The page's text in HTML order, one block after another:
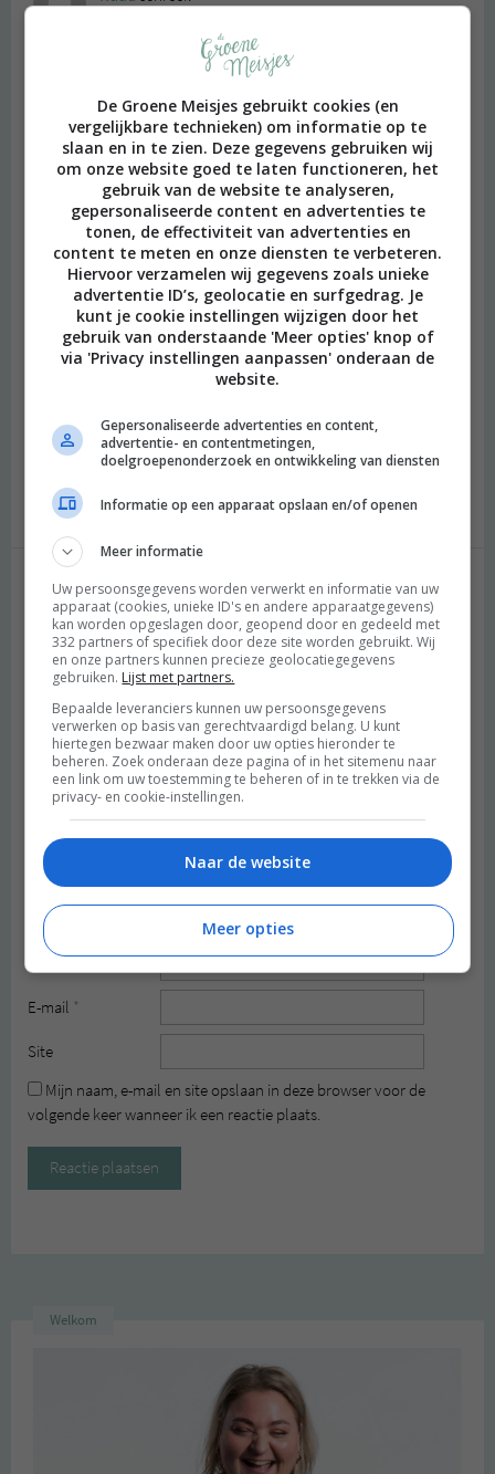
Ik mis Laurensius in de Saftlevenstraat… #crepe
Beantwoorden
Hilde schreef:
2018 OM
Dag Merel
wij (Vlamingen) gaan volgend weekend voor de allereerste keer
naar Rotterdam. We komen zaterdag in de late voormiddag toe
en vertrekken alweer (helaas) de zondag in de late namiddag.
Het is kort maar je moet érgens beginnen, en het is beter dan
niét gaan hé. Wat zijn volgens jou de allerleukste dingen die we
absoluut niet mogen missen? Zijn bovenvernoemde adresjes
nog actueel?
groetjes
Beantwoorden
Geef een reactie
Je e-mailadres wordt niet gepubliceerd.Vereiste velden zijn
gemarkeerd met*
Reactie*
Naam*
E-mail *
Site
Mijn naam, e-mail en site opslaan in deze browser voor de
volgende keer wanneer ik een reactie plaats.
Welkom
De Groene Meisjes gebruikt cookies (en
vergelijkbare technieken) om informatie op te
slaan en in te zien. Deze gegevens gebruiken wij
om onze website goed te laten functioneren, het
gebruik van de website te analyseren,
gepersonaliseerde content en advertenties te
tonen, de effectiviteit van advertenties en
content te meten en onze diensten te verbeteren.
Hiervoor verzamelen wij gegevens zoals unieke
advertentie ID’s, geolocatie en surfgedrag. Je
kunt je cookie instellingen wijzigen door het
gebruik van onderstaande 'Meer opties' knop of
via 'Privacy instellingen aanpassen' onderaan de
website.
Gepersonaliseerde advertenties en content,
advertentie- en contentmetingen,
doelgroepenonderzoek en ontwikkeling van diensten
Informatie op een apparaat opslaan en/of openen
Meer informatie
Uw persoonsgegevens worden verwerkt en informatie van uw
apparaat (cookies, unieke ID's en andere apparaatgegevens)
kan worden opgeslagen door, geopend door en gedeeld met
332 partners of specifiek door deze site worden gebruikt. Wij
en onze partners kunnen precieze geolocatiegegevens
gebruiken. Lijst met partners.
Bepaalde leveranciers kunnen uw persoonsgegevens
verwerken op basis van gerechtvaardigd belang. U kunt
hiertegen bezwaar maken door uw opties hieronder te
beheren. Zoek onderaan deze pagina of in het sitemenu naar
een link om uw toestemming te beheren of in te trekken via de
privacy- en cookie-instellingen.
Naar de website
Meer opties